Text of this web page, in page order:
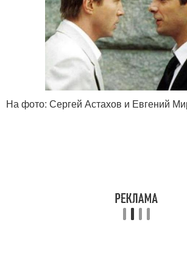
На фото: Сергей Астахов и Евгений